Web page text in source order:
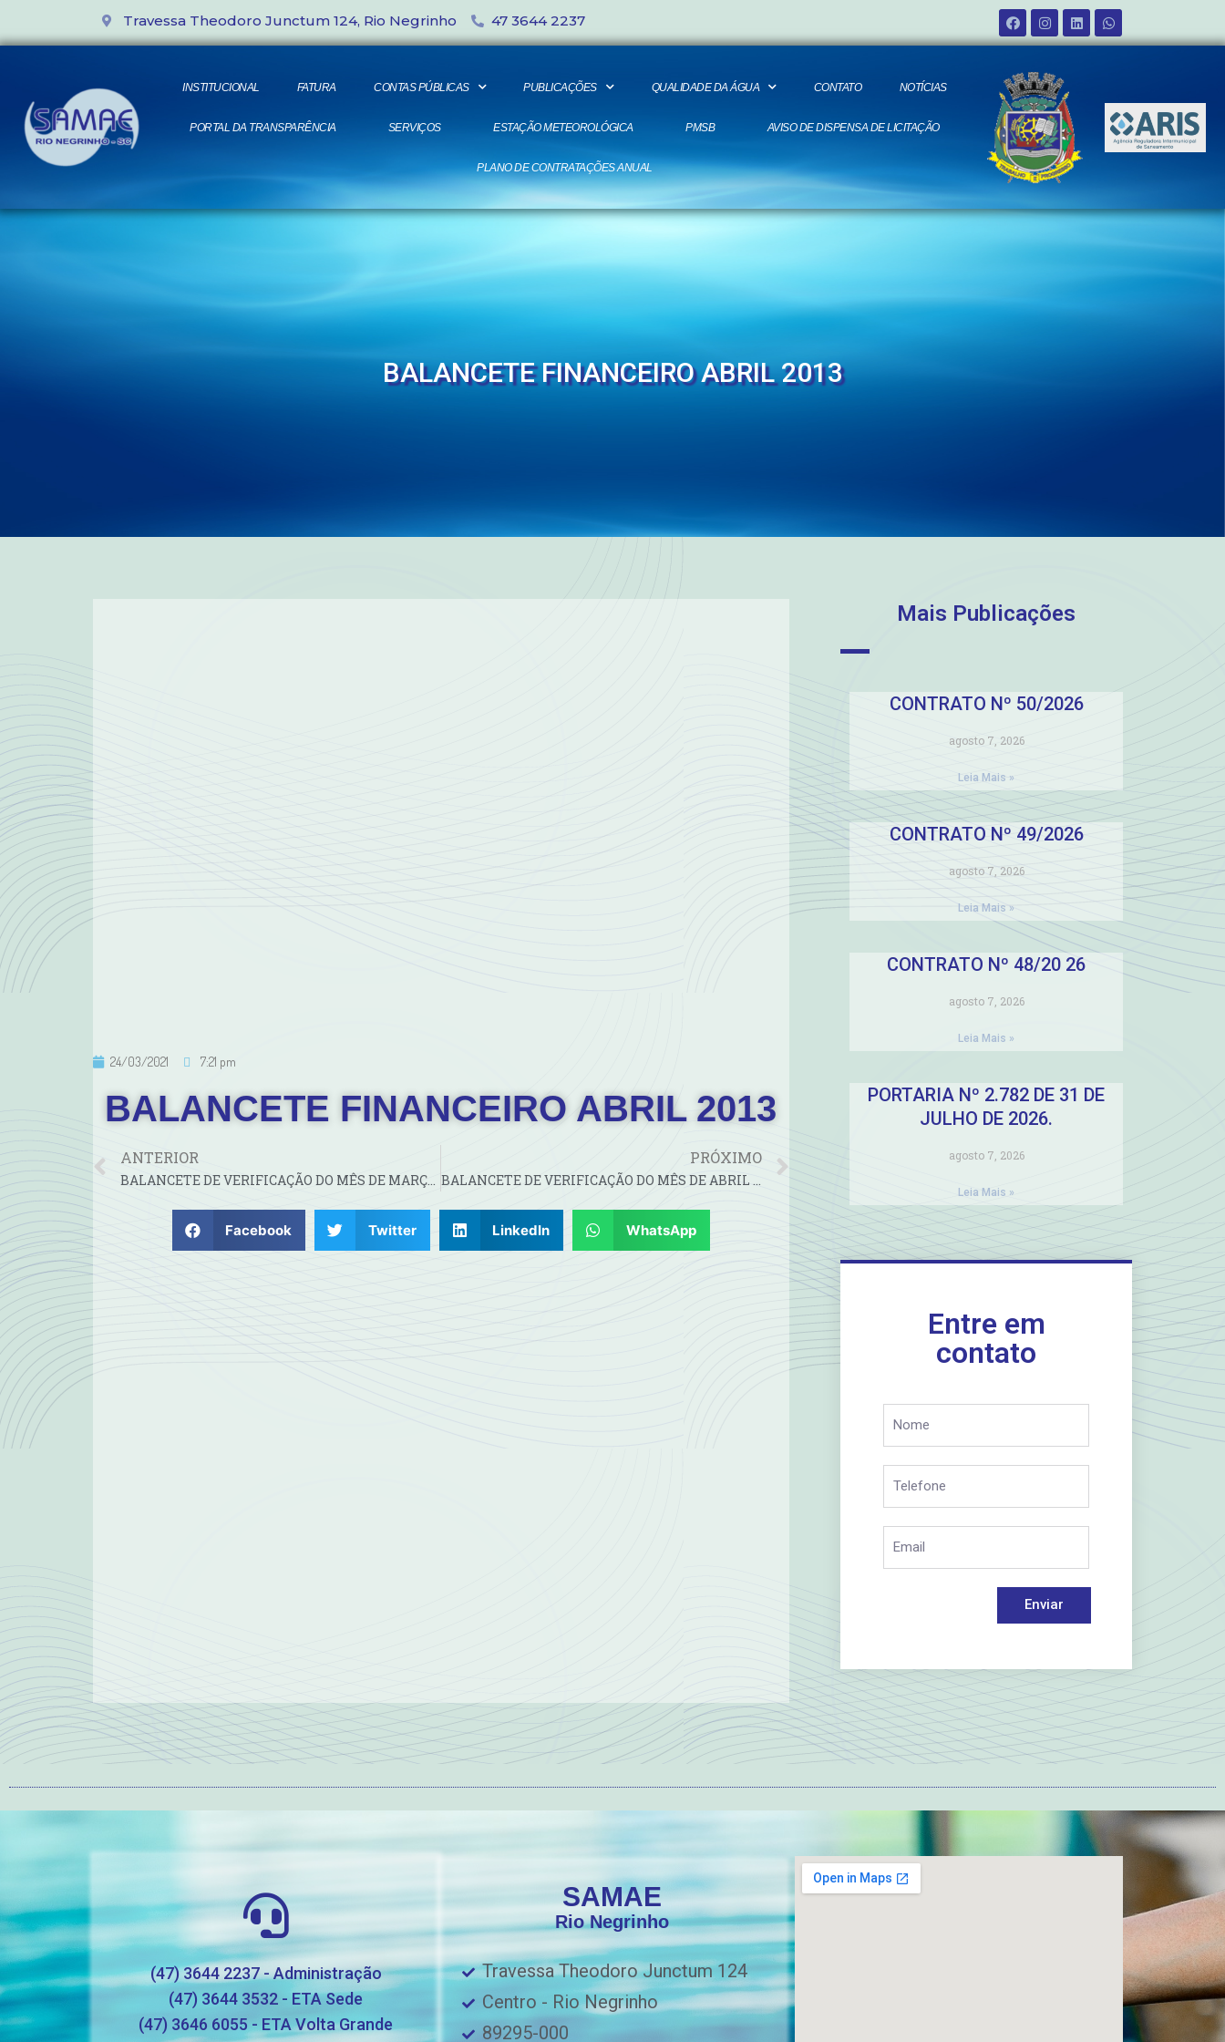
Travessa Theodoro Junctum 124, Rio Negrinho 47 3644 2237
INSTITUCIONAL FATURA CONTAS PÚBLICAS PUBLICAÇÕES QUALIDADE DA ÁGUA CONTATO NOTÍCIAS
PORTAL DA TRANSPARÊNCIA SERVIÇOS ESTAÇÃO METEOROLÓGICA PMSB AVISO DE DISPENSA DE LICITAÇÃO
PLANO DE CONTRATAÇÕES ANUAL
BALANCETE FINANCEIRO ABRIL 2013
24/03/2021 7:21 pm
BALANCETE FINANCEIRO ABRIL 2013
ANTERIOR
BALANCETE DE VERIFICAÇÃO DO MÊS DE MARÇO 2013
PRÓXIMO
BALANCETE DE VERIFICAÇÃO DO MÊS DE ABRIL 2013
Facebook Twitter LinkedIn WhatsApp
Mais Publicações
CONTRATO Nº 50/2026
agosto 7, 2026
Leia Mais »
CONTRATO Nº 49/2026
agosto 7, 2026
Leia Mais »
CONTRATO Nº 48/20 26
agosto 7, 2026
Leia Mais »
PORTARIA Nº 2.782 DE 31 DE
JULHO DE 2026.
agosto 7, 2026
Leia Mais »
Entre em
contato
Enviar
(47) 3644 2237 - Administração
(47) 3644 3532 - ETA Sede
(47) 3646 6055 - ETA Volta Grande
SAMAE
Rio Negrinho
Travessa Theodoro Junctum 124
Centro - Rio Negrinho
89295-000